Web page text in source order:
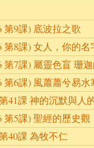
第9課) 底波拉之歌
第8課) 女人，你的名
第7課) 屬靈色盲 珊
第6課) 風蕭蕭兮易水
41課 神的沉默與人
第5課) 聖經的歷史觀
40課 為牧不仁